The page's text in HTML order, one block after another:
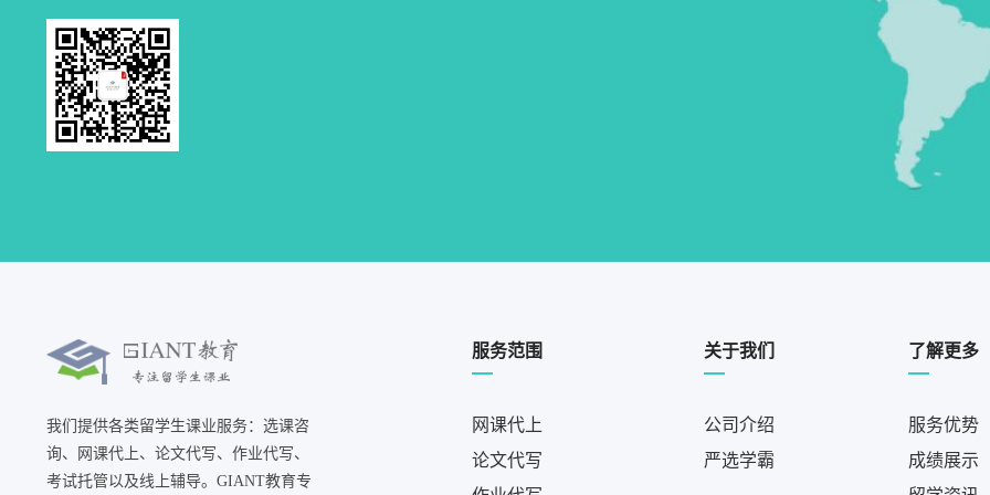
我们提供各类留学生课业服务：选课咨
询、网课代上、论文代写、作业代写、
考试托管以及线上辅导。GIANT教育专
服务范围
网课代上
论文代写
关于我们
公司介绍
严选学霸
了解更多
服务优势
成绩展示